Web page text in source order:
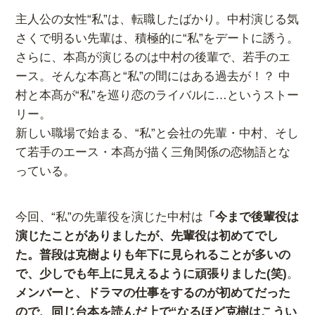
主人公の女性“私”は、転職したばかり。中村演じる気
さくで明るい先輩は、積極的に“私”をデートに誘う。
さらに、本髙が演じるのは中村の後輩で、若手のエ
ース。そんな本髙と“私”の間にはある過去が！？ 中
村と本髙が“私”を巡り恋のライバルに…というストー
リー。
新しい職場で始まる、“私”と会社の先輩・中村、そし
て若手のエース・本髙が描く三角関係の恋物語とな
っている。
今回、“私”の先輩役を演じた中村は 「今まで後輩役は
演じたことがありましたが、先輩役は初めてでし
た。普段は克樹よりも年下に見られることが多いの
で、少しでも年上に見えるように頑張りました(笑)。
メンバーと、ドラマの仕事をするのが初めてだった
ので、同じ台本を読んだ上で“なるほど克樹はこうい